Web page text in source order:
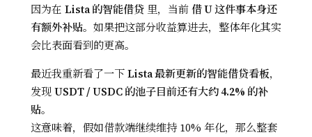
因为在 Lista 的智能借贷 里，当前借 U 这件事本身还
有额外补贴。如果把这部分收益算进去，整体年化其实
会比表面看到的更高。
最近我重新看了一下Lista 最新更新的智能借贷看板，
发现USDT / USDC 的池子目前还有大约 4.2% 的补
贴。
这意味着，假如借款端继续维持 10% 年化，那么整套